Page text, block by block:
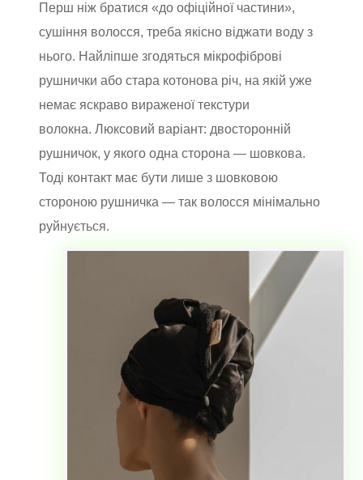
Перш ніж братися «до офіційної частини»,
сушіння волосся, треба якісно віджати воду з
нього. Найліпше згодяться мікрофіброві
рушнички або стара котонова річ, на якій уже
немає яскраво вираженої текстури
волокна. Люксовий варіант: двосторонній
рушничок, у якого одна сторона — шовкова.
Тоді контакт має бути лише з шовковою
стороною рушничка — так волосся мінімально
руйнується.